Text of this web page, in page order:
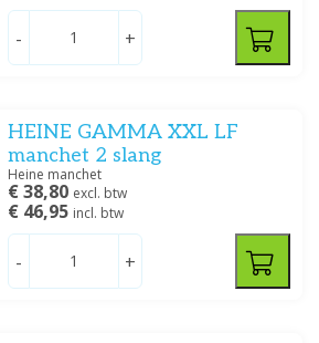
- +
HEINE GAMMA XXL LF
manchet 2 slang
Heine manchet
€ 38,80 excl. btw
€ 46,95 incl. btw
- +